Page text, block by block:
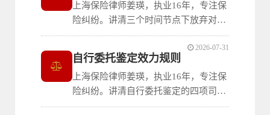
系争议中的按比例赔付规则。
上海保险律师姜瑛，执业16年，专注保
险纠纷。讲清三个时间节点下放弃对第
三者追偿权的不同后果：事故后赔付前
放弃则保险公司不赔、赔付后放弃无
效、合同签订前预先放弃需审查条款效
力，帮助消费者避开私了陷阱。
自行委托鉴定效力规则
上海保险律师姜瑛，执业16年，专注保
险纠纷。讲清自行委托鉴定的四项司法
审查标准、对方提出异议时申请司法鉴
2026-07-31